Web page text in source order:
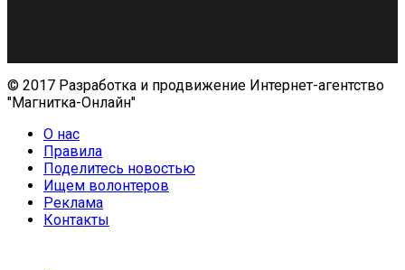
© 2017 Разработка и продвижение Интернет-агентство
"Магнитка-Онлайн"
О нас
Правила
Поделитесь новостью
Ищем волонтеров
Реклама
Контакты